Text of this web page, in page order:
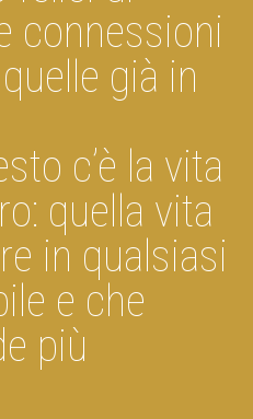
connessioni
già in
c’è la vita
quella vita
in qualsiasi
e che
più